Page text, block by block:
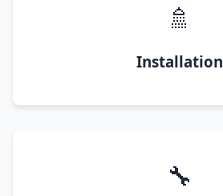
🚿
Installation
🔧